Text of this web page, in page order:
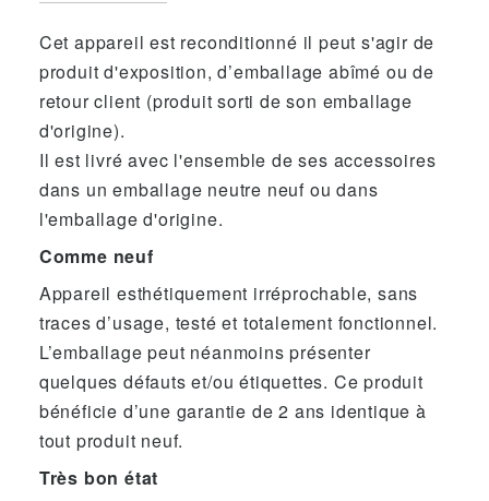
Cet appareil est reconditionné il peut s'agir de
produit d'exposition, d’emballage abîmé ou de
retour client (produit sorti de son emballage
d'origine).
Il est livré avec l'ensemble de ses accessoires
dans un emballage neutre neuf ou dans
l'emballage d'origine.
Comme neuf
Appareil esthétiquement irréprochable, sans
traces d’usage, testé et totalement fonctionnel.
L’emballage peut néanmoins présenter
quelques défauts et/ou étiquettes. Ce produit
bénéficie d’une garantie de 2 ans identique à
tout produit neuf.
Très bon état